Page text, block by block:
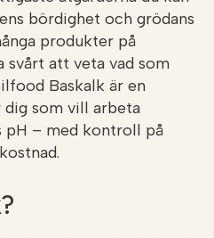
bördighet och grödans
produkter på
svårt att veta vad som
Baskalk är en
som vill arbeta
pH – med kontroll på